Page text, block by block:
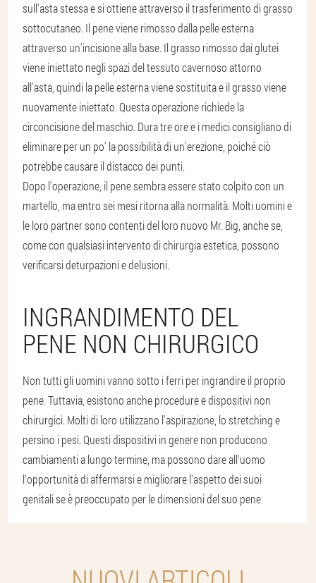
sull'asta stessa e si ottiene attraverso il trasferimento di grasso
sottocutaneo. Il pene viene rimosso dalla pelle esterna
attraverso un'incisione alla base. Il grasso rimosso dai glutei
viene iniettato negli spazi del tessuto cavernoso attorno
all'asta, quindi la pelle esterna viene sostituita e il grasso viene
nuovamente iniettato. Questa operazione richiede la
circoncisione del maschio. Dura tre ore e i medici consigliano di
eliminare per un po' la possibilità di un'erezione, poiché ciò
potrebbe causare il distacco dei punti.
Dopo l'operazione, il pene sembra essere stato colpito con un
martello, ma entro sei mesi ritorna alla normalità. Molti uomini e
le loro partner sono contenti del loro nuovo Mr. Big, anche se,
come con qualsiasi intervento di chirurgia estetica, possono
verificarsi deturpazioni e delusioni.
INGRANDIMENTO DEL
PENE NON CHIRURGICO
Non tutti gli uomini vanno sotto i ferri per ingrandire il proprio
pene. Tuttavia, esistono anche procedure e dispositivi non
chirurgici. Molti di loro utilizzano l'aspirazione, lo stretching e
persino i pesi. Questi dispositivi in genere non producono
cambiamenti a lungo termine, ma possono dare all'uomo
l'opportunità di affermarsi e migliorare l'aspetto dei suoi
genitali se è preoccupato per le dimensioni del suo pene.